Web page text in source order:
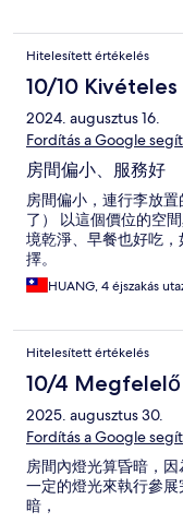
Hitelesített értékelés
10/10 Kivételes
2024. augusztus 16.
Fordítás a Google
房間偏小、服務好
房間偏小，連行李放
了） 以這個價位的空
境乾淨、早餐也好吃
擇。
HUANG, 4 éjszakás
Hitelesített értékelés
10/4 Megfelelő
2025. augusztus 30.
Fordítás a Google
房間內燈光算昏暗，
一定的燈光來執行參
暗，